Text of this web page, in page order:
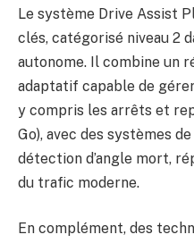
Le système Drive Assist
clés, catégorisé niveau 2
autonome. Il combine un
adaptatif capable de
y compris les arrêts et
Go), avec des systèmes
détection d’angle mort,
du trafic moderne.
En complément, des